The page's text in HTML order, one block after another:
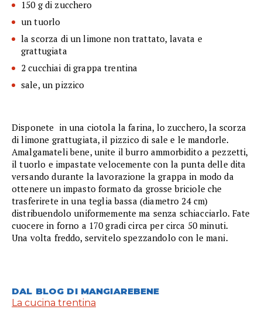
150 g di zucchero
un tuorlo
la scorza di un limone non trattato, lavata e
grattugiata
2 cucchiai di grappa trentina
sale, un pizzico
Disponete in una ciotola la farina, lo zucchero, la scorza
di limone grattugiata, il pizzico di sale e le mandorle.
Amalgamateli bene, unite il burro ammorbidito a pezzetti,
il tuorlo e impastate velocemente con la punta delle dita
versando durante la lavorazione la grappa in modo da
ottenere un impasto formato da grosse briciole che
trasferirete in una teglia bassa (diametro 24 cm)
distribuendolo uniformemente ma senza schiacciarlo. Fate
cuocere in forno a 170 gradi circa per circa 50 minuti.
Una volta freddo, servitelo spezzandolo con le mani.
DAL BLOG DI MANGIAREBENE
La cucina trentina